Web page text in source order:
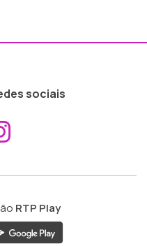
sociais
ao
RTP Play